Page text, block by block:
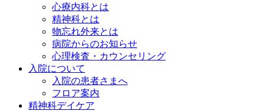
心療内科とは
精神科とは
物忘れ外来とは
病院からのお知らせ
心理検査・カウンセリング
入院について
入院の患者さまへ
フロア案内
精神科デイケア